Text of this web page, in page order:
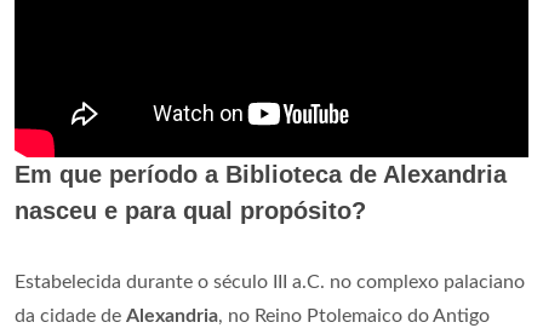
Em que período a Biblioteca de Alexandria
nasceu e para qual propósito?
Estabelecida durante o século III a.C. no complexo palaciano
da cidade de Alexandria, no Reino Ptolemaico do Antigo